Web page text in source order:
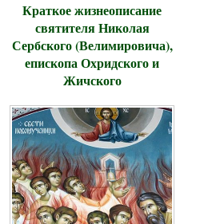
Краткое жизнеописание
святителя Николая
Сербского (Велимировича),
епископа Охридского и
Жичского